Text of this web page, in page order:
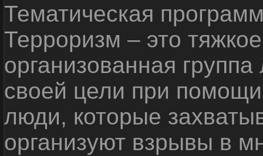
Тематическая
Терроризм – это
организованная
своей цели при
люди, которые
организуют взрывы в